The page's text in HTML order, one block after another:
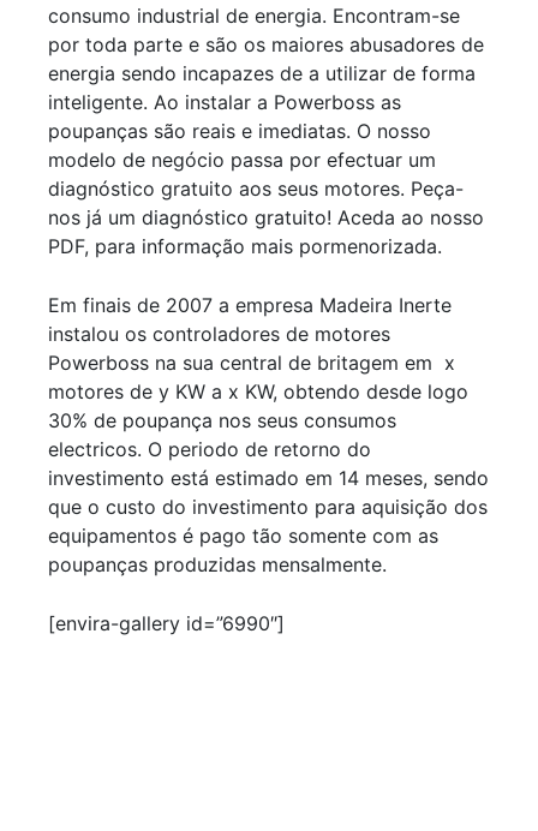
consumo industrial de energia. Encontram-se
por toda parte e são os maiores abusadores de
energia sendo incapazes de a utilizar de forma
inteligente. Ao instalar a Powerboss as
poupanças são reais e imediatas. O nosso
modelo de negócio passa por efectuar um
diagnóstico gratuito aos seus motores. Peça-
nos já um diagnóstico gratuito!Aceda ao nosso
PDF, para informação mais pormenorizada.
Em finais de 2007 a empresa Madeira Inerte
instalou os controladores de motores
Powerboss na sua central de britagem em x
motores de y KW a x KW, obtendo desde logo
30% de poupança nos seus consumos
electricos. O periodo de retorno do
investimento está estimado em 14 meses, sendo
que o custo do investimento para aquisição dos
equipamentos é pago tão somente com as
poupanças produzidas mensalmente.
[envira-gallery id=”6990″]